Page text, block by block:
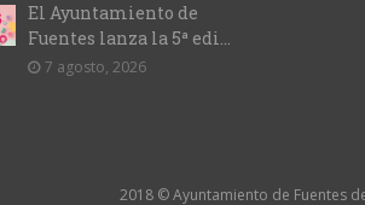
El Ayuntamiento de
Fuentes lanza la 5ª edi...
7 agosto, 2026
2018 © Ayuntamiento de Fuentes